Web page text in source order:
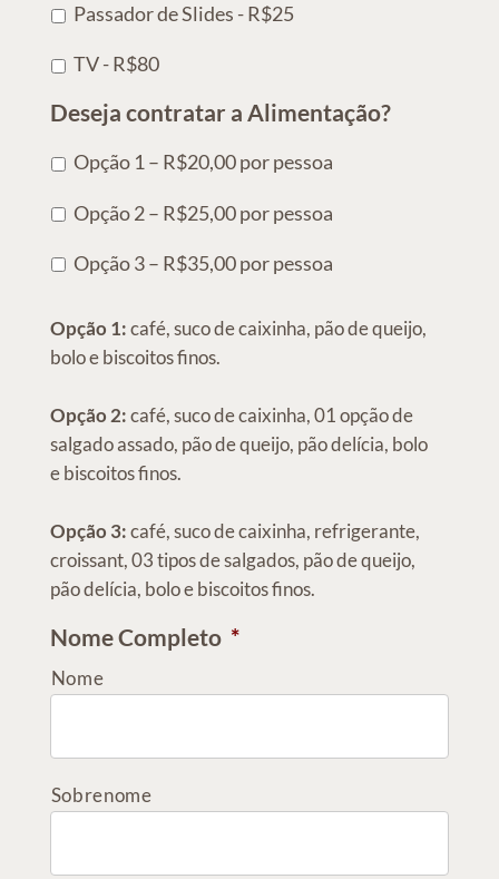
Passador de Slides - R$25
TV - R$80
Deseja contratar a Alimentação?
Opção 1 – R$20,00 por pessoa
Opção 2 – R$25,00 por pessoa
Opção 3 – R$35,00 por pessoa
Opção 1:café, suco de caixinha, pão de queijo,
bolo e biscoitos finos.
Opção 2:café, suco de caixinha, 01 opção de
salgado assado, pão de queijo, pão delícia, bolo
e biscoitos finos.
Opção 3:café, suco de caixinha, refrigerante,
croissant, 03 tipos de salgados, pão de queijo,
pão delícia, bolo e biscoitos finos.
Nome Completo *
Nome
Sobrenome